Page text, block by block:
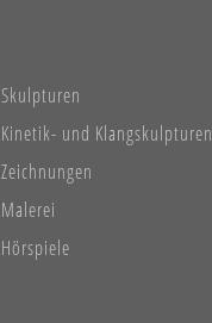
Skulpturen
Kinetik- und Klangskulpturen
Zeichnungen
Malerei
Hörspiele